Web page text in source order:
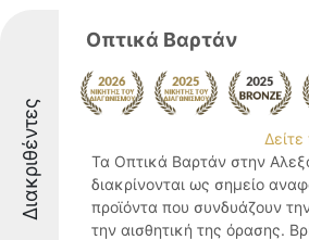
Διακριθέντες
Οπτικά Βαρτάν
Τα Οπτικά Βαρτάν στην
διακρίνονται ως σημείο
προϊόντα που συνδυάζουν
την αισθητική της όρασης.